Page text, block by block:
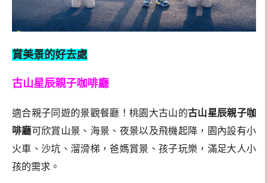
賞美景的好去處
古山星辰親子咖啡廳
適合親子同遊的景觀餐廳！桃園大古山的古山星辰親子咖
啡廳可欣賞山景、海景、夜景以及飛機起降，園內設有小
火車、沙坑、溜滑梯，爸媽賞景、孩子玩樂，滿足大人小
孩的需求。